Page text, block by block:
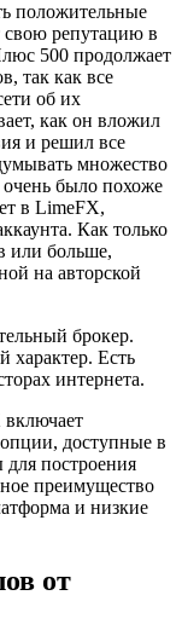
положительные
свою репутацию в
500 продолжает
так как все
об их
как он вложил
и решил все
множество
очень было похоже
в LimeFX,
Как только
или больше,
на авторской
брокер.
характер. Есть
интернета.
доступные в
построения
преимущество
и низкие
от